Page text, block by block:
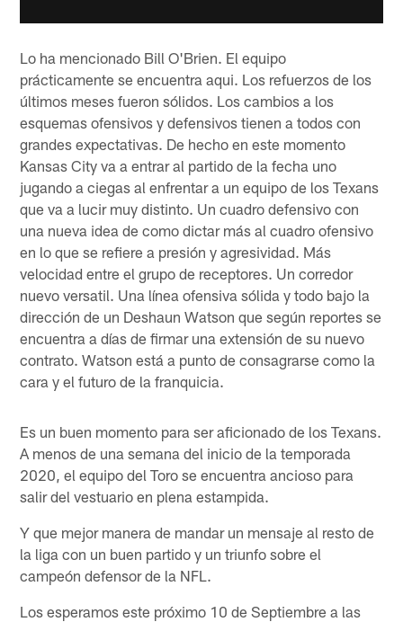
Lo ha mencionado Bill O'Brien. El equipo
prácticamente se encuentra aqui. Los refuerzos de los
últimos meses fueron sólidos. Los cambios a los
esquemas ofensivos y defensivos tienen a todos con
grandes expectativas. De hecho en este momento
Kansas City va a entrar al partido de la fecha uno
jugando a ciegas al enfrentar a un equipo de los Texans
que va a lucir muy distinto. Un cuadro defensivo con
una nueva idea de como dictar más al cuadro ofensivo
en lo que se refiere a presión y agresividad. Más
velocidad entre el grupo de receptores. Un corredor
nuevo versatil. Una línea ofensiva sólida y todo bajo la
dirección de un Deshaun Watson que según reportes se
encuentra a días de firmar una extensión de su nuevo
contrato. Watson está a punto de consagrarse como la
cara y el futuro de la franquicia.
Es un buen momento para ser aficionado de los Texans.
A menos de una semana del inicio de la temporada
2020, el equipo del Toro se encuentra ancioso para
salir del vestuario en plena estampida.
Y que mejor manera de mandar un mensaje al resto de
la liga con un buen partido y un triunfo sobre el
campeón defensor de la NFL.
Los esperamos este próximo 10 de Septiembre a las